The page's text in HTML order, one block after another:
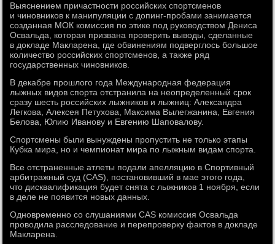
Выяснением причастности российских спортсменов
и чиновников к манипуляции с допинг-пробами занимается
созданная МОК комиссия по этике под руководством Дениса
Освальда, которая призвана проверить выводы, сделанные
в докладе Макларена, где обвинениям подверглось большое
количество российских спортсменов, а также ряд
государственных чиновников.
В декабре прошлого года Международная федерация
лыжных видов спорта отстранила на неопределенный срок
сразу шесть российских лыжников и лыжниц: Александра
Легкова, Алексея Петухова, Максима Вылегжанина, Евгения
Белова, Юлию Иванову и Евгению Шаповалову.
Спортсмены были вынуждены пропустить не только этапы
Кубка мира, но и чемпионат мира по лыжным видам спорта.
Все отстраненные атлеты подали апелляцию в Спортивный
арбитражный суд (CAS), постановивший в мае этого года,
что дисквалификация будет снята с лыжников 1 ноября, если
в деле не появится новых данных.
Одновременно со слушаниями CAS комиссия Освальда
проводила расследование и перепроверку фактов в докладе
Макларена.